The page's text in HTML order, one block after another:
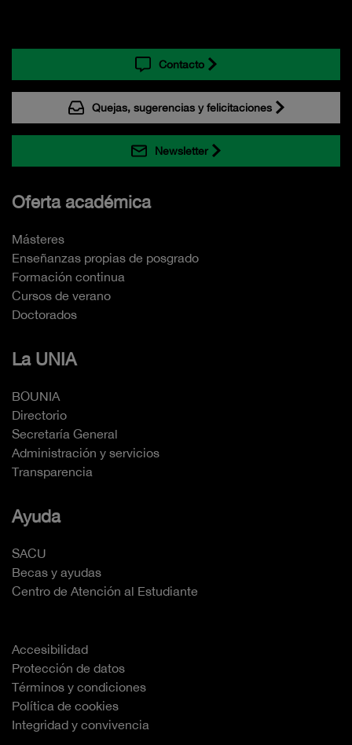
Contacto
Quejas, sugerencias y felicitaciones
Newsletter
Oferta académica
Másteres
Enseñanzas propias de posgrado
Formación continua
Cursos de verano
Doctorados
La UNIA
BOUNIA
Directorio
Secretaría General
Administración y servicios
Transparencia
Ayuda
SACU
Becas y ayudas
Centro de Atención al Estudiante
Accesibilidad
Protección de datos
Términos y condiciones
Política de cookies
Integridad y convivencia